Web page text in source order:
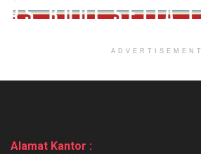
ADVERTISEMENT
Alamat Kantor :